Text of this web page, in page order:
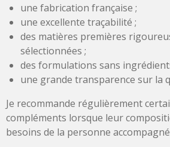
une fabrication française ;
une excellente traçabilité ;
des matières premières
sélectionnées ;
des formulations sans
une grande transparence sur la
Je recommande régulièrement
compléments lorsque leur
besoins de la personne